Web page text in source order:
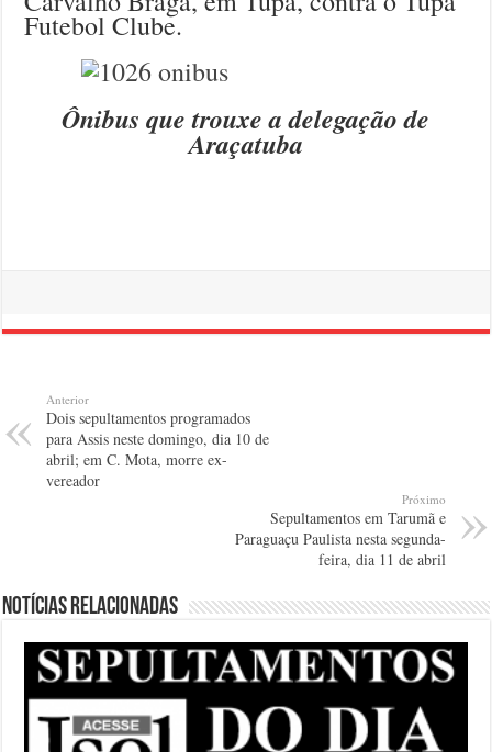
Futebol Clube.
Ônibus que trouxe a delegação de
Araçatuba
Anterior
Dois sepultamentos programados
para Assis neste domingo, dia 10 de
abril; em C. Mota, morre ex-
vereador
Próximo
Sepultamentos em Tarumã e
Paraguaçu Paulista nesta segunda-
feira, dia 11 de abril
Notícias relacionadas